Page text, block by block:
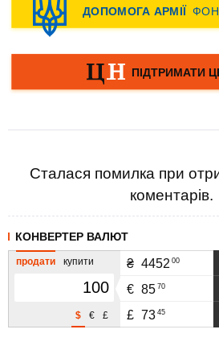
Сталася помилка при
коментарів.
КОНВЕРТЕР ВАЛЮТ
продати купити
£
€
$
₴ 4452 00
€ 85 70
£ 73 45